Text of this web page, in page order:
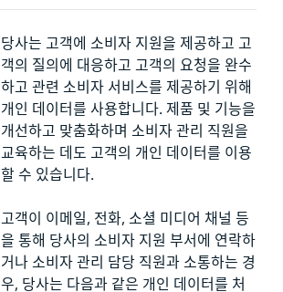
당사는 고객에 소비자 지원을 제공하고 고
객의 질의에 대응하고 고객의 요청을 완수
하고 관련 소비자 서비스를 제공하기 위해
개인 데이터를 사용합니다. 제품 및 기능을
개선하고 맞춤화하며 소비자 관리 직원을
교육하는 데도 고객의 개인 데이터를 이용
할 수 있습니다.
고객이 이메일, 전화, 소셜 미디어 채널 등
을 통해 당사의 소비자 지원 부서에 연락하
거나 소비자 관리 담당 직원과 소통하는 경
우, 당사는 다음과 같은 개인 데이터를 처